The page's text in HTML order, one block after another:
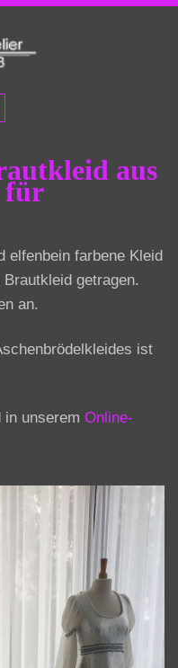
aus
für
elfenbein farbene Kleid
getragen.
an.
ist
in unserem Online-